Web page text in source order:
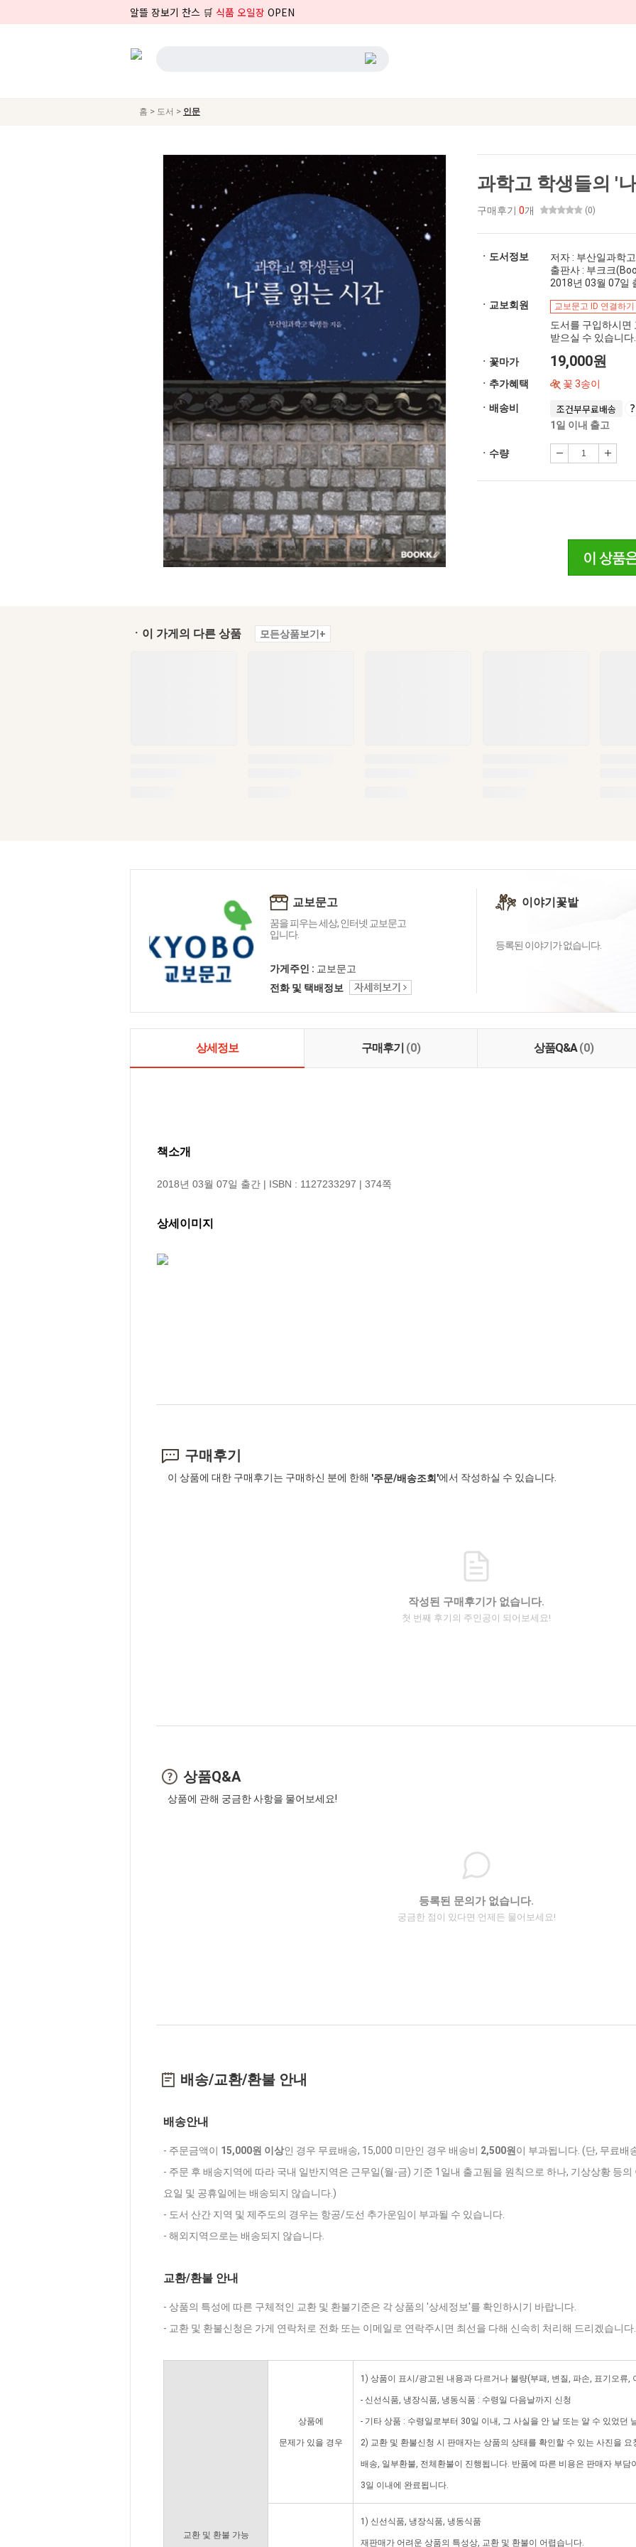
알뜰 장보기 찬스 🛒 식품 오일장 OPEN
홈 > 도서 > 인문
과학고 학생들의 '
구매후기 0개 (0)
ㆍ도서정보
저자 : 부산일과학
출판사 : 부크크
2018년 03월 07일
ㆍ교보회원
교보문고 ID 연결하기
도서를 구입하시면
받으실 수 있습니다.
ㆍ꽃마가 19,000원
ㆍ추가혜택 꽃 3송이
ㆍ배송비 조건부무료배송
1일 이내 출고
ㆍ수량
ㆍ이 가게의 다른 상품 모든상품보기+
교보문고
꿈을 피우는 세상, 인터넷 교보문고
입니다.
가게주인 : 교보문고
전화 및 택배정보
이야기꽃밭
등록된 이야기가 없습니다.
상세정보 구매후기 (0) 상품Q&A(0)
책소개
2018년 03월 07일 출간 | ISBN : 1127233297 | 374쪽
상세이미지
구매후기
이 상품에 대한 구매후기는 구매하신 분에 한해 '주문/배송조회'에서 작성하실 수 있습니다.
작성된 구매후기가 없습니다.
첫 번째 후기의 주인공이 되어보세요!
상품Q&A
상품에 관해 궁금한 사항을 물어보세요!
등록된 문의가 없습니다.
궁금한 점이 있다면 언제든 물어보세요!
배송/교환/환불 안내
배송안내
- 주문금액이 15,000원 이상인 경우 무료배송, 15,000 미만인 경우 배송비 2,500원 이 부과됩니다. (단, 무료배
- 주문 후 배송지역에 따라 국내 일반지역은 근무일(월-금) 기준 1일내 출고됨을 원칙으로 하나, 기상상황 등
요일 및 공휴일에는 배송되지 않습니다.)
- 도서 산간 지역 및 제주도의 경우는 항공/도선 추가운임이 부과될 수 있습니다.
- 해외지역으로는 배송되지 않습니다.
교환/환불 안내
- 상품의 특성에 따른 구체적인 교환 및 환불기준은 각 상품의 '상세정보'를 확인하시기 바랍니다.
- 교환 및 환불신청은 가게 연락처로 전화 또는 이메일로 연락주시면 최선을 다해 신속히 처리해 드리겠습니다.
교환 및 환불 가능
상품에
문제가 있을 경우
1) 상품이 표시/광고된 내용과 다르거나 불량(부패, 변질, 파손, 표기오류,
- 신선식품, 냉장식품, 냉동식품 : 수령일 다음날까지 신청
- 기타 상품 : 수령일로부터 30일 이내, 그 사실을 안 날 또는 알 수 있었던
2) 교환 및 환불신청 시 판매자는 상품의 상태를 확인할 수 있는 사진을
배송, 일부환불, 전체환불이 진행됩니다. 반품에 따른 비용은 판매자 부
3일 이내에 완료됩니다.
1) 신선식품, 냉장식품, 냉동식품
재판매가 어려운 상품의 특성상, 교환 및 환불이 어렵습니다.